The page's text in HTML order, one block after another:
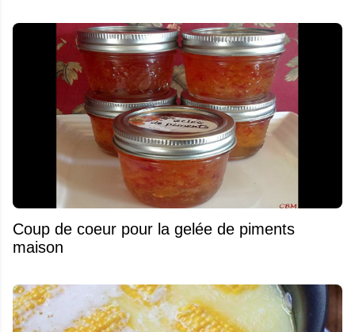
Coup de coeur pour la gelée de piments
maison